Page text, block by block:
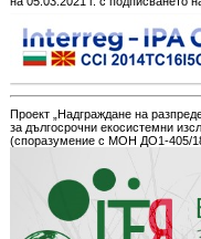
Проект „Надграждане на
за дългосрочни екосистемни
(споразумение с МОН ДО1-405/